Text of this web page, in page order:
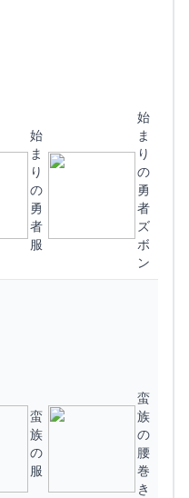
始
ま
り
の
勇
者
服
始
ま
り
の
勇
者
ズ
ボ
ン
蛮
族
の
服
蛮
族
の
腰
巻
き